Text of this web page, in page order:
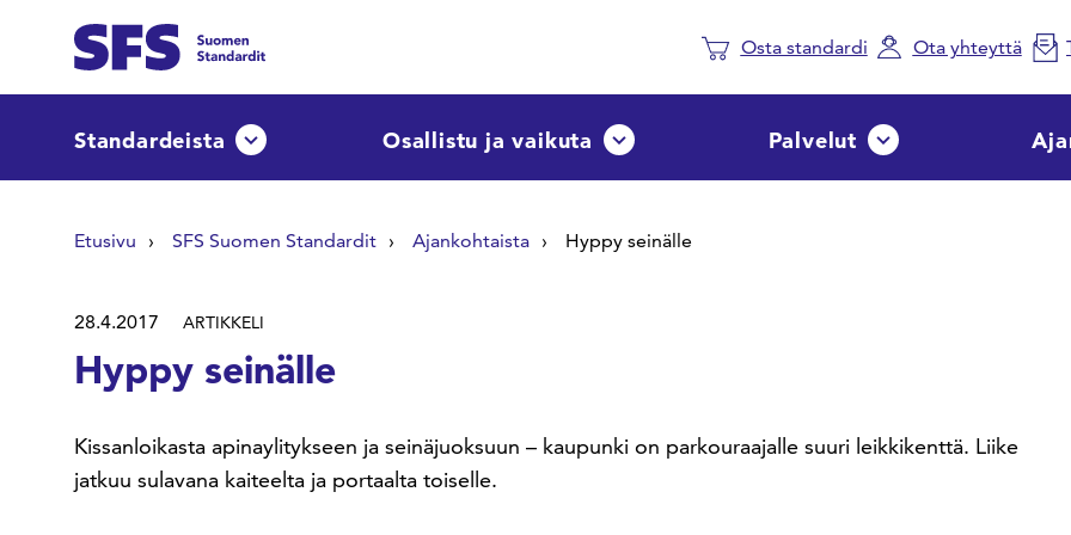
Osta standardi Ota yhteyttä
Standardeista Avaa tai sulje pudotusvalikkoOsallistu ja vaikuta Avaa tai sulje pudotusvalikko
Palvelut Avaa tai sulje
Etusivu SFS Suomen Standardit Ajankohtaista Hyppy seinälle
28.4.2017 ARTIKKELI
Hyppy seinälle
Kissanloikasta apinaylitykseen ja seinäjuoksuun – kaupunki on parkouraajalle suuri leikkikenttä. Liike
jatkuu sulavana kaiteelta ja portaalta toiselle.